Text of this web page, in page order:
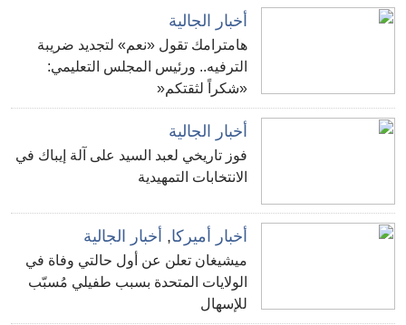
أخبار الجالية
هامترامك تقول «نعم» لتجديد ضريبة
الترفيه.. ورئيس المجلس التعليمي:
«شكراً لثقتكم«
أخبار الجالية
فوز تاريخي لعبد السيد على آلة إيباك في
الانتخابات التمهيدية
أخبار أميركا, أخبار الجالية
ميشيغان تعلن عن أول حالتي وفاة في
الولايات المتحدة بسبب طفيلي مُسبّب
للإسهال